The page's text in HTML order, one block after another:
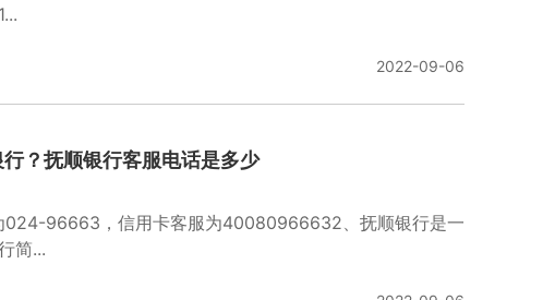
2022-09-06
？抚顺银行客服电话是多少
024-96663，信用卡客服为40080966632、抚顺银行是一
简...